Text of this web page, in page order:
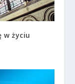
w życiu